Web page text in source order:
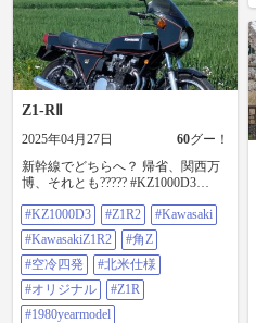
Z1-RⅡ
2025年04月27日 60グー！
新幹線でどちらへ？ 帰省、関西万
博、それとも????? #KZ1000D3
角Z #空冷四発 #北米仕様 #オリジナ
ル #Z1R #1980yearmodel #エボニー
カラー
#KZ1000D3 #Z1R2
#Kawasaki
#KawasakiZ1R2
#角Z
#空冷四発
#北米仕様
#オリジナル
#Z1R
#1980yearmodel